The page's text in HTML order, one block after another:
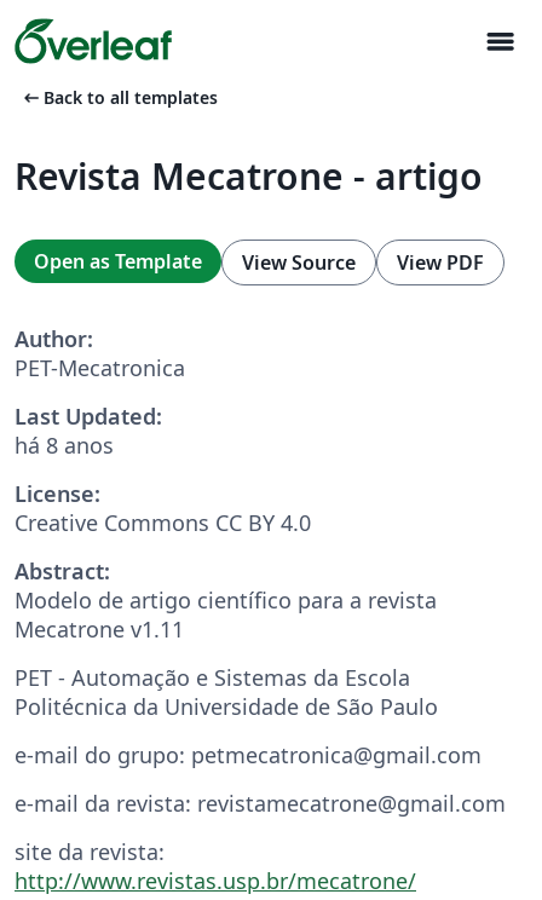
menu
arrow_left_alt Back to all templates
Revista Mecatrone - artigo
Open as Template View Source View PDF
Author:
PET-Mecatronica
Last Updated:
há 8 anos
License:
Creative Commons CC BY 4.0
Abstract:
Modelo de artigo científico para a revista
Mecatrone v1.11
PET - Automação e Sistemas da Escola
Politécnica da Universidade de São Paulo
e-mail do grupo: petmecatronica@gmail.com
e-mail da revista: revistamecatrone@gmail.com
site da revista:
http://www.revistas.usp.br/mecatrone/